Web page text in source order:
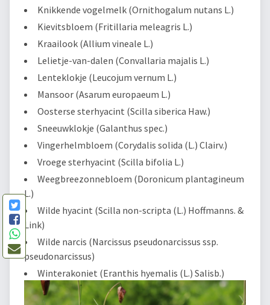
Knikkende vogelmelk (Ornithogalum nutans L.)
Kievitsbloem (Fritillaria meleagris L.)
Kraailook (Allium vineale L.)
Lelietje-van-dalen (Convallaria majalis L.)
Lenteklokje (Leucojum vernum L.)
Mansoor (Asarum europaeum L.)
Oosterse sterhyacint (Scilla siberica Haw.)
Sneeuwklokje (Galanthus spec.)
Vingerhelmbloem (Corydalis solida (L.) Clairv.)
Vroege sterhyacint (Scilla bifolia L.)
Weegbreezonnebloem (Doronicum plantagineum
L.)
Wilde hyacint (Scilla non-scripta (L.) Hoffmanns. &
Link)
Wilde narcis (Narcissus pseudonarcissus ssp.
pseudonarcissus)
Winterakoniet (Eranthis hyemalis (L.) Salisb.)